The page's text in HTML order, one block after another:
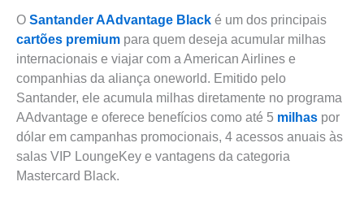
O Santander AAdvantage Black é um dos principais
cartões premium para quem deseja acumular milhas
internacionais e viajar com a American Airlines e
companhias da aliança oneworld. Emitido pelo
Santander, ele acumula milhas diretamente no programa
AAdvantage e oferece benefícios como até 5 milhas por
dólar em campanhas promocionais, 4 acessos anuais às
salas VIP LoungeKey e vantagens da categoria
Mastercard Black.